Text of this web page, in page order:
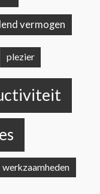
vermogen
plezier
werkzaamheden